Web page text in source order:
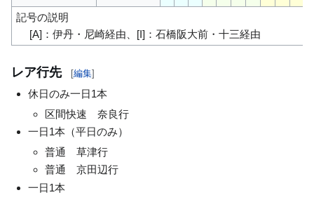
記号の説明
[A]：伊丹・尼崎経由、[I]：石橋阪大前・十三経由
レア行先 [編集]
休日のみ一日1本
区間快速 奈良行
一日1本（平日のみ）
普通 草津行
普通 京田辺行
一日1本